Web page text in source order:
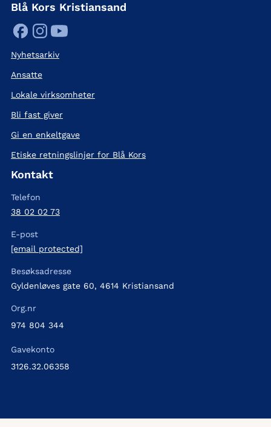
Blå Kors Kristiansand
Nyhetsarkiv
Ansatte
Lokale virksomheter
Bli fast giver
Gi en enkeltgave
Etiske retningslinjer for Blå Kors
Kontakt
Telefon
38 02 02 73
E-post
[email protected]
Besøksadresse
Gyldenløves gate 60, 4614 Kristiansand
Org.nr
974 804 344
Gavekonto
3126.32.06358